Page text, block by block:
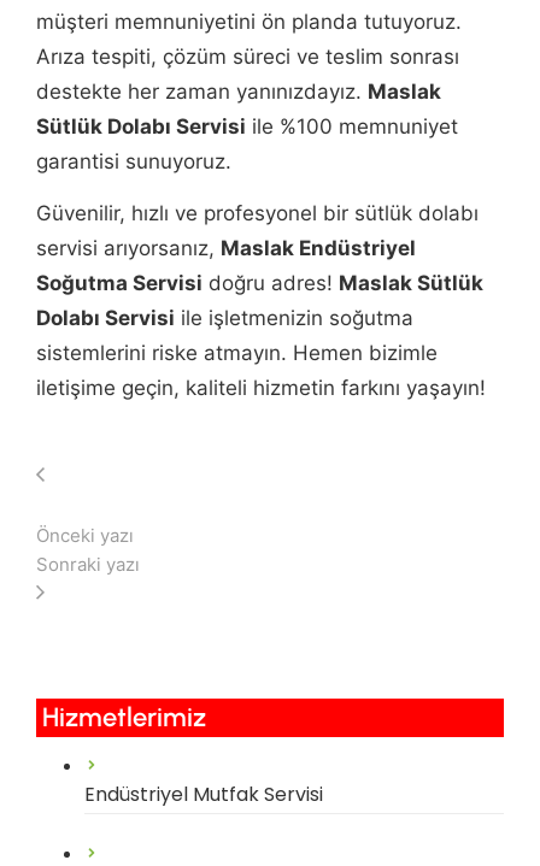
müşteri memnuniyetini ön planda tutuyoruz.
Arıza tespiti, çözüm süreci ve teslim sonrası
destekte her zaman yanınızdayız. Maslak
Sütlük Dolabı Servisi ile %100 memnuniyet
garantisi sunuyoruz.
Güvenilir, hızlı ve profesyonel bir sütlük dolabı
servisi arıyorsanız, Maslak Endüstriyel
Soğutma Servisi doğru adres! Maslak Sütlük
Dolabı Servisi ile işletmenizin soğutma
sistemlerini riske atmayın. Hemen bizimle
iletişime geçin, kaliteli hizmetin farkını yaşayın!
Önceki yazı
Sonraki yazı
Hizmetlerimiz​
Endüstriyel Mutfak Servisi